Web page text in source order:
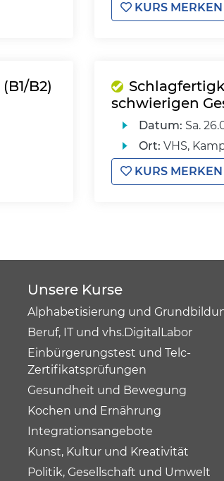
KURS MERKEN
B2)
schwierigen
Datum: Sa.
Ort: VHS,
KURS MERKEN
Unsere Kurse
Alphabetisierung und
Beruf, IT und vhs.DigitalLabor
Einbürgerungstest und Telc-
Zertifikatsprüfungen
Gesundheit und Bewegung
Kochen und Ernährung
Integrationsangebote
Kunst, Kultur und Kreativität
Politik, Gesellschaft und Umwelt